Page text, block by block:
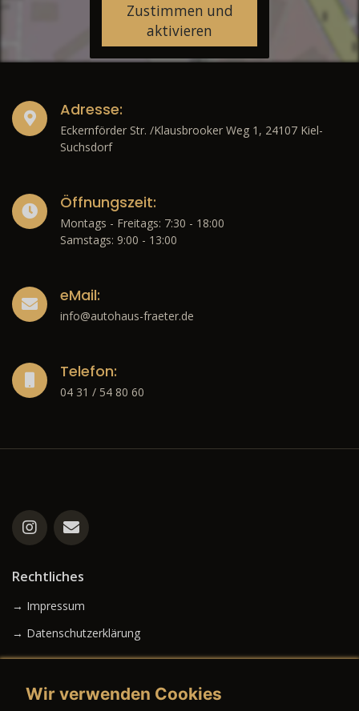
Zustimmen und
aktivieren
Adresse:
Eckernförder Str. /Klausbrooker Weg 1, 24107 Kiel-
Suchsdorf
Öffnungszeit:
Montags - Freitags: 7:30 - 18:00
Samstags: 9:00 - 13:00
eMail:
info@autohaus-fraeter.de
Telefon:
04 31 / 54 80 60
Rechtliches
→ Impressum
→ Datenschutzerklärung
Wir verwenden Cookies